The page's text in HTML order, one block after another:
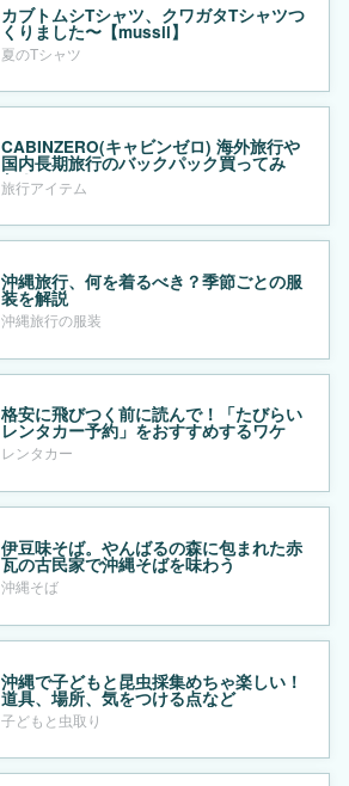
カブトムシTシャツ、クワガタTシャツつ
くりました〜【mussii】
夏のTシャツ
CABINZERO(キャビンゼロ) 海外旅行や
国内長期旅行のバックパック買ってみ
た！
旅行アイテム
沖縄旅行、何を着るべき？季節ごとの服
装を解説
沖縄旅行の服装
格安に飛びつく前に読んで！「たびらい
レンタカー予約」をおすすめするワケ
レンタカー
伊豆味そば。やんばるの森に包まれた赤
瓦の古民家で沖縄そばを味わう
沖縄そば
沖縄で子どもと昆虫採集めちゃ楽しい！
道具、場所、気をつける点など
子どもと虫取り